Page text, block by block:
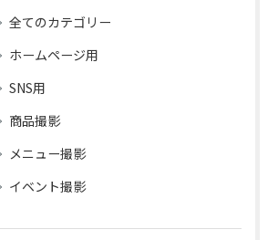
全てのカテゴリー
ホームページ用
SNS用
商品撮影
メニュー撮影
イベント撮影